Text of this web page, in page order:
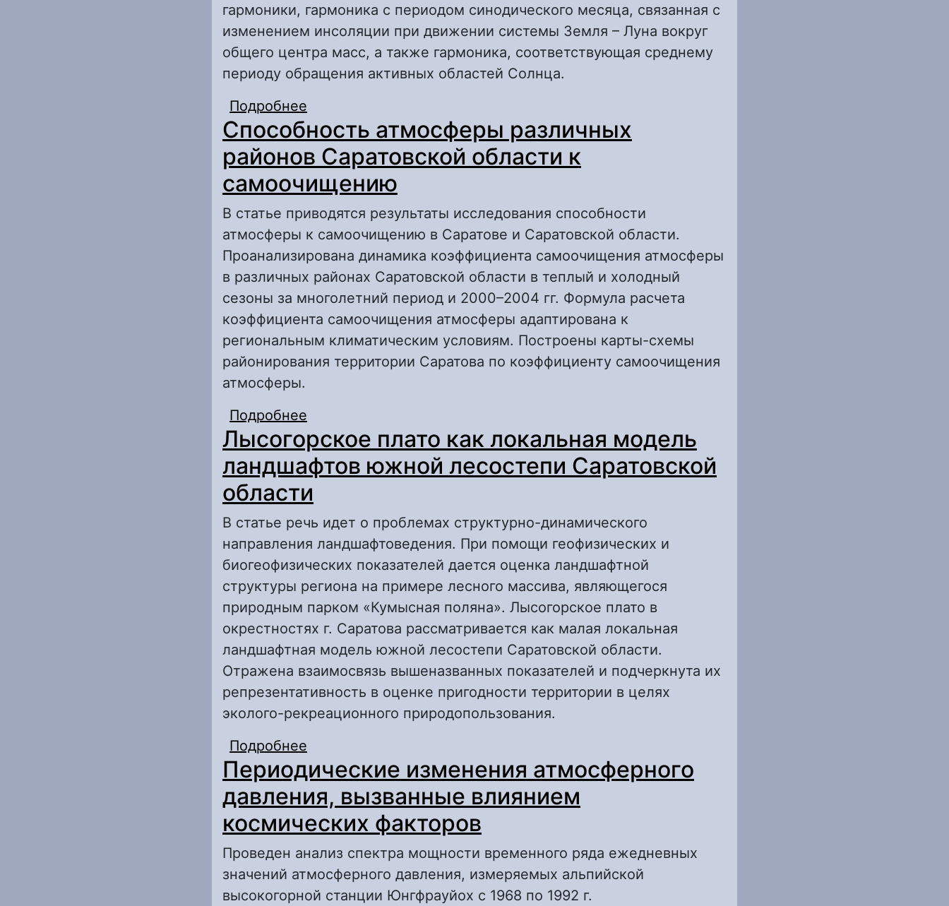
гармоники, гармоника с периодом синодического месяца, связанная с
изменением инсоляции при движении системы Земля – Луна вокруг
общего центра масс, а также гармоника, соответствующая среднему
периоду обращения активных областей Солнца.
Подробнее
воздуха, вызванные влиянием космических факторов
Способность атмосферы различных
районов Саратовской области к
самоочищению
В статье приводятся результаты исследования способности
атмосферы к самоочищению в Саратове и Саратовской области.
Проанализирована динамика коэффициента самоочищения атмосферы
в различных районах Саратовской области в теплый и холодный
сезоны за многолетний период и 2000–2004 гг. Формула расчета
коэффициента самоочищения атмосферы адаптирована к
региональным климатическим условиям. Построены карты-схемы
районирования территории Саратова по коэффициенту самоочищения
атмосферы.
Подробнее
области к самоочищению
Лысогорское плато как локальная модель
ландшафтов южной лесостепи Саратовской
области
В статье речь идет о проблемах структурно-динамического
направления ландшафтоведения. При помощи геофизических и
биогеофизических показателей дается оценка ландшафтной
структуры региона на примере лесного массива, являющегося
природным парком «Кумысная поляна». Лысогорское плато в
окрестностях г. Саратова рассматривается как малая локальная
ландшафтная модель южной лесостепи Саратовской области.
Отражена взаимосвязь вышеназванных показателей и подчеркнута их
репрезентативность в оценке пригодности территории в целях
эколого-рекреационного природопользования.
Подробнее
южной лесостепи Саратовской области
Периодические изменения атмосферного
давления, вызванные влиянием
космических факторов
Проведен анализ спектра мощности временного ряда ежедневных
значений атмосферного давления, измеряемых альпийской
высокогорной станции Юнгфрауйох с 1968 по 1992 г.